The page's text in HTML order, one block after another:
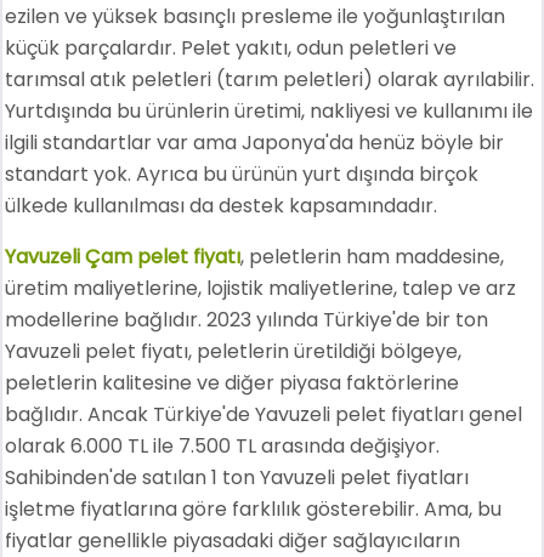
ezilen ve yüksek basınçlı presleme ile yoğunlaştırılan
küçük parçalardır. Pelet yakıtı, odun peletleri ve
tarımsal atık peletleri (tarım peletleri) olarak ayrılabilir.
Yurtdışında bu ürünlerin üretimi, nakliyesi ve kullanımı ile
ilgili standartlar var ama Japonya'da henüz böyle bir
standart yok. Ayrıca bu ürünün yurt dışında birçok
ülkede kullanılması da destek kapsamındadır.
Yavuzeli Çam pelet fiyatı, peletlerin ham maddesine,
üretim maliyetlerine, lojistik maliyetlerine, talep ve arz
modellerine bağlıdır. 2023 yılında Türkiye'de bir ton
Yavuzeli pelet fiyatı, peletlerin üretildiği bölgeye,
peletlerin kalitesine ve diğer piyasa faktörlerine
bağlıdır. Ancak Türkiye'de Yavuzeli pelet fiyatları genel
olarak 6.000 TL ile 7.500 TL arasında değişiyor.
Sahibinden'de satılan 1 ton Yavuzeli pelet fiyatları
işletme fiyatlarına göre farklılık gösterebilir. Ama, bu
fiyatlar genellikle piyasadaki diğer sağlayıcıların